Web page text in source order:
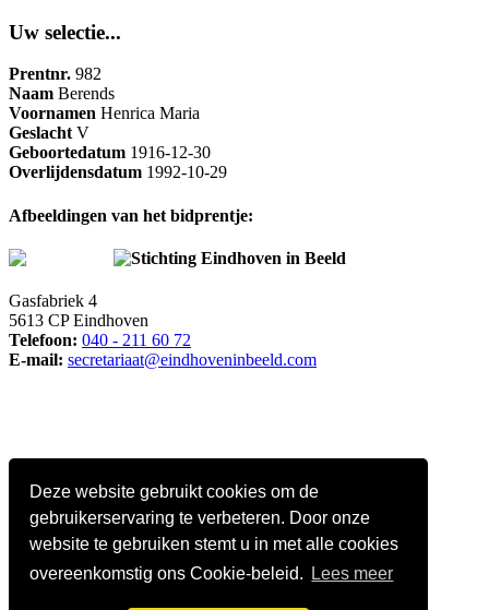
Deze website gebruikt cookies om de
gebruikerservaring te verbeteren. Door onze
website te gebruiken stemt u in met alle cookies
overeenkomstig ons Cookie-beleid.
Lees meer
Uw selectie...
Prentnr. 982
Naam Berends
Voornamen Henrica Maria
GeslachtV
Geboortedatum 1916-12-30
Overlijdensdatum 1992-10-29
Afbeeldingen van het bidprentje:
Stichting Eindhoven in Beeld
Gasfabriek 4
5613 CP Eindhoven
Telefoon: 040 - 211 60 72
E-mail: secretariaat@eindhoveninbeeld.com